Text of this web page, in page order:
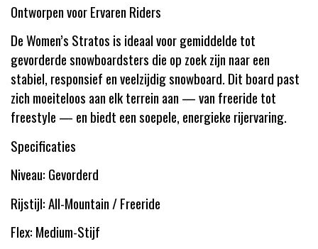
Ontworpen voor Ervaren Riders
De Women’s Stratos is ideaal voor gemiddelde tot
gevorderde snowboardsters die op zoek zijn naar een
stabiel, responsief en veelzijdig snowboard. Dit board past
zich moeiteloos aan elk terrein aan — van freeride tot
freestyle — en biedt een soepele, energieke rijervaring.
Specificaties
Niveau: Gevorderd
Rijstijl: All-Mountain / Freeride
Flex: Medium-Stijf